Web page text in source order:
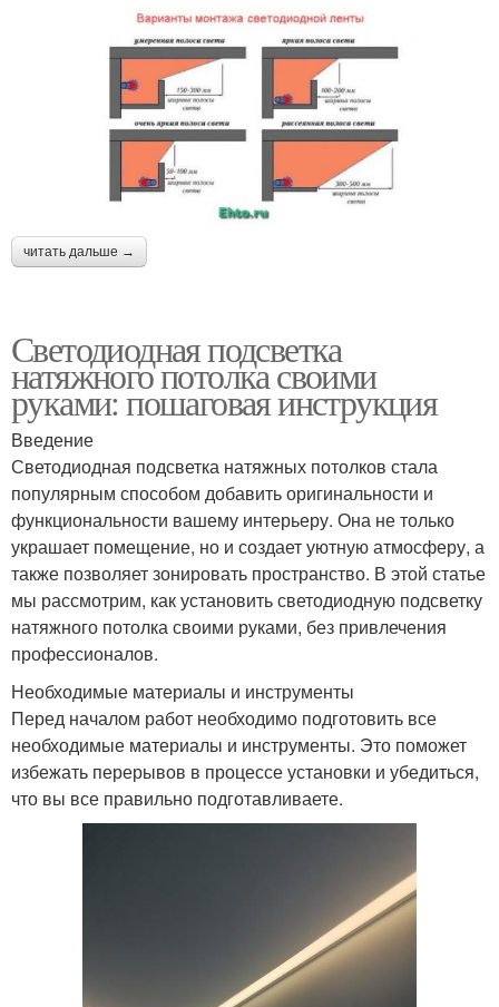
читать дальше →
Светодиодная подсветка
натяжного потолка своими
руками: пошаговая инструкция
Введение
Светодиодная подсветка натяжных потолков стала
популярным способом добавить оригинальности и
функциональности вашему интерьеру. Она не только
украшает помещение, но и создает уютную атмосферу, а
также позволяет зонировать пространство. В этой статье
мы рассмотрим, как установить светодиодную подсветку
натяжного потолка своими руками, без привлечения
профессионалов.
Необходимые материалы и инструменты
Перед началом работ необходимо подготовить все
необходимые материалы и инструменты. Это поможет
избежать перерывов в процессе установки и убедиться,
что вы все правильно подготавливаете.